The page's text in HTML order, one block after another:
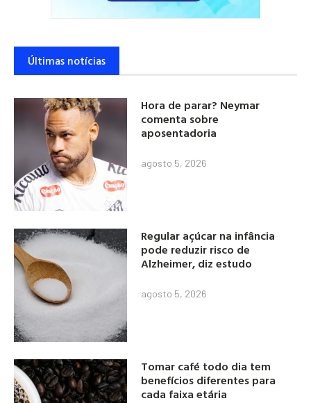
Últimas notícias
Hora de parar? Neymar
comenta sobre
aposentadoria
agosto 5, 2026
Regular açúcar na infância
pode reduzir risco de
Alzheimer, diz estudo
agosto 5, 2026
Tomar café todo dia tem
benefícios diferentes para
cada faixa etária